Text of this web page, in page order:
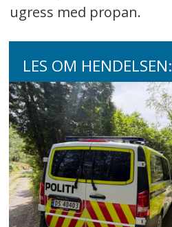
ugress med propan.
LES OM HENDELSEN: